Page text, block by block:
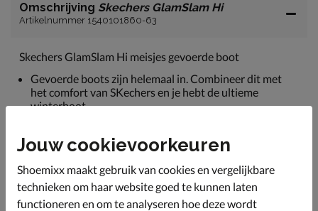
Omschrijving Skechers GlamSlam Hi
Artikelnummer 1540101860-63
Skechers GlamSlam Hi meisjes gevoerde boot
Gevoerde boots zijn helemaal in. Combineer dit met
het comfort van SKechers en je hebt de ultieme
winterboot.
Gevoerd met fake-fur wat super zacht aanvoelt en je
voeten warm houdt.
Voorzien van licht dempend voetbed voor meer
comfort.
Jouw cookievoorkeuren
Shoemixx maakt gebruik van cookies en vergelijkbare
technieken om haar website goed te kunnen laten
functioneren en om te analyseren hoe deze wordt